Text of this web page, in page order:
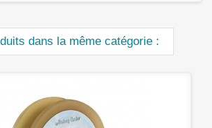
dans la même catégorie :